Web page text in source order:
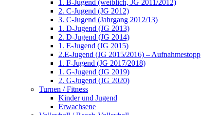
1. B-Jugend (weiblich, JG 2011/2012)
2. C-Jugend (JG 2012)
3. C-Jugend (Jahrgang 2012/13)
1. D-Jugend (JG 2013)
2. D-Jugend (JG 2014)
1. E-Jugend (JG 2015)
2.E-Jugend (JG 2015/2016) – Aufnahmestopp
1. F-Jugend (JG 2017/2018)
1. G-Jugend (JG 2019)
2. G-Jugend (JG 2020)
Turnen / Fitness
Kinder und Jugend
Erwachsene